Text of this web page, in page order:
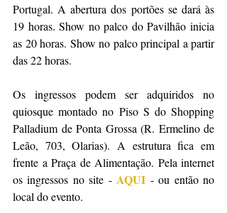
Portugal. A abertura dos portões se dará às
19 horas. Show no palco do Pavilhão inicia
as 20 horas. Show no palco principal a partir
das 22 horas.
Os ingressos podem ser adquiridos no
quiosque montado no Piso S do Shopping
Palladium de Ponta Grossa (R. Ermelino de
Leão, 703, Olarias). A estrutura fica em
frente a Praça de Alimentação. Pela internet
os ingressos no site - AQUI - ou então no
local do evento.